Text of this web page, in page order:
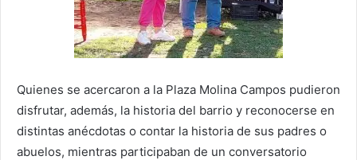
Quienes se acercaron a la Plaza Molina Campos pudieron
disfrutar, además, la historia del barrio y reconocerse en
distintas anécdotas o contar la historia de sus padres o
abuelos, mientras participaban de un conversatorio